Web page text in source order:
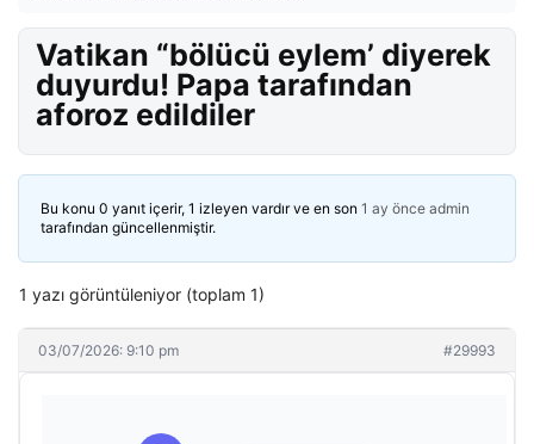
Vatikan “bölücü eylem’ diyerek
duyurdu! Papa tarafından
aforoz edildiler
Bu konu 0 yanıt içerir, 1 izleyen vardır ve en son 1 ay önce admin
tarafından güncellenmiştir.
1 yazı görüntüleniyor (toplam 1)
03/07/2026: 9:10 pm #29993